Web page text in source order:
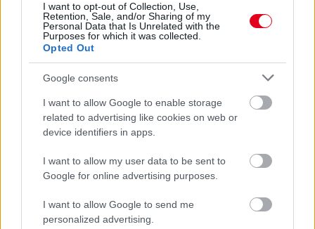
I want to opt-out of Collection, Use,
Retention, Sale, and/or Sharing of my
Personal Data that Is Unrelated with the
Purposes for which it was collected.
Opted Out
Google consents
I want to allow Google to enable storage
related to advertising like cookies on web or
device identifiers in apps.
I want to allow my user data to be sent to
Google for online advertising purposes.
I want to allow Google to send me
personalized advertising.
21 órája
Óriási bevétel-visszaesést könyvelhetett el az F1 a
második negyedévben